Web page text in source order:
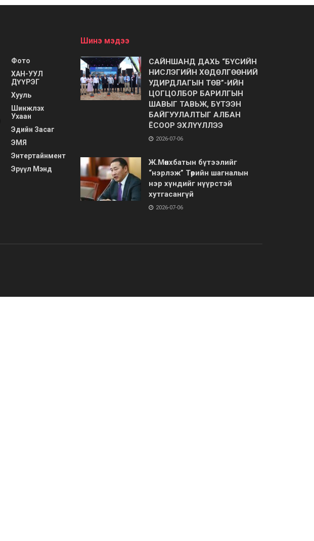
Фото
ХАН-УУЛ
ДҮҮРЭГ
Хууль
Шинжлэх
Ухаан
Эдийн Засаг
ЭМЯ
Энтертайнмент
Эрүүл Мэнд
Шинэ мэдээ
САЙНШАНД ДАХЬ “БҮСИЙН
НИСЛЭГИЙН ХӨДӨЛГӨӨНИЙ
УДИРДЛАГЫН ТӨВ”-ИЙН
ЦОГЦОЛБОР БАРИЛГЫН
ШАВЫГ ТАВЬЖ, БҮТЭЭН
БАЙГУУЛАЛТЫГ АЛБАН
ЁСООР ЭХЛҮҮЛЛЭЭ
2026-07-06
Ж.Мөнхбатын бүтээлийг
“нэрлэж” Төрийн шагналын
нэр хүндийг нүүрстэй
хутгасангүй
2026-07-06